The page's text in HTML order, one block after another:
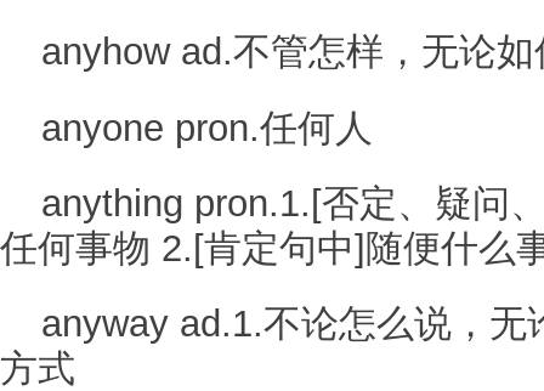
anyhow ad.不管怎样，无论如
anyone pron.任何人
anything pron.1.[否定、疑问
任何事物 2.[肯定句中]随便什么
anyway ad.1.不论怎么说，无
方式